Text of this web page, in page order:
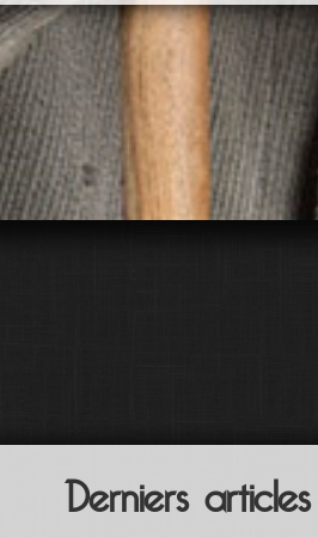
Derniers articles